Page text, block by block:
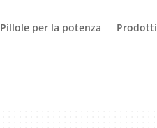
Pillole per la potenza Prodotti